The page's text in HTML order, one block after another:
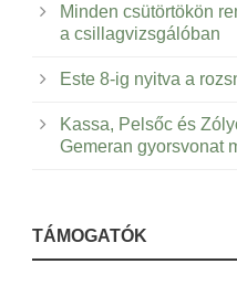
Minden csütörtökön
a csillagvizsgálóban
Este 8-ig nyitva a
Kassa, Pelsőc és
Gemeran gyorsvonat
TÁMOGATÓK